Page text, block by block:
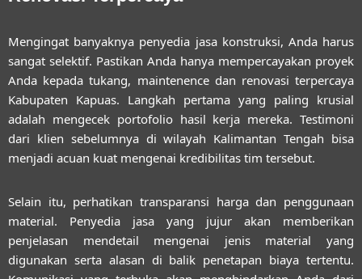
Mengingat banyaknya penyedia jasa konstruksi, Anda harus
sangat selektif. Pastikan Anda hanya mempercayakan proyek
Anda kepadatukang, maintenence dan renovasi terpercaya
Kabupaten Kapuas. Langkah pertama yang paling krusial
adalah mengecek portofolio hasil kerja mereka. Testimoni
dari klien sebelumnya di wilayah Kalimantan Tengah bisa
menjadi acuan kuat mengenai kredibilitas tim tersebut.
Selain itu, perhatikan transparansi harga dan penggunaan
material. Penyedia jasa yang jujur akan memberikan
penjelasan mendetail mengenai jenis material yang
digunakan serta alasan di balik penetapan biaya tertentu.